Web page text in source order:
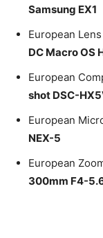
Samsung EX1
European
DC Macro OS
European
shot DSC-
European
NEX-5
European
300mm F4-